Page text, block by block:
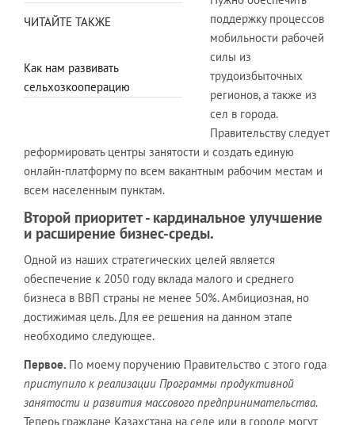
ЧИТАЙТЕ ТАКЖЕ
Как нам развивать
сельхозкооперацию
поддержку процессов
мобильности рабочей
силы из
трудоизбыточных
регионов, а также из
сел в города.
Правительству следует
реформировать центры занятости и создать единую
онлайн-платформу по всем вакантным рабочим местам и
всем населенным пунктам.
Второй приоритет - кардинальное улучшение
и расширение бизнес-среды.
Одной из наших стратегических целей является
обеспечение к 2050 году вклада малого и среднего
бизнеса в ВВП страны не менее 50%. Амбициозная, но
достижимая цель. Для ее решения на данном этапе
необходимо следующее.
Первое. По моему поручению Правительство с этого года
приступило к реализации Программы продуктивной
занятости и развития массового предпринимательства.
Теперь граждане Казахстана на селе или в городе могут